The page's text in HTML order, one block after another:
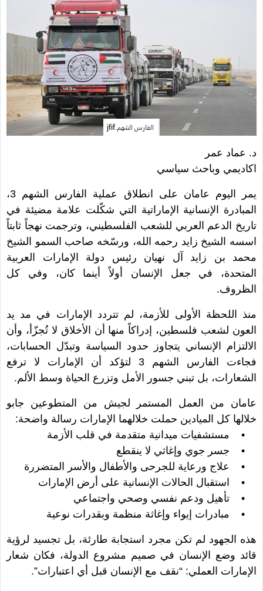
الفارس الشهم.jfif
د. عماد عمر
اكاديمي وباحث سياسي
يمر اليوم عامان على انطلاق عملية الفارس الشهم 3،
المبادرة الإنسانية الإماراتية التي شكّلت علامة مضيئة في
تاريخ الدعم العربي للشعب الفلسطيني، وترجمت نهجاً ثابتاً
اسسه الشيخ زايد رحمه الله، ورسّخه صاحب السمو الشيخ
محمد بن زايد آل نهيان رئيس دولة الإمارات العربية
المتحدة، في جعل الإنسان أولاً أينما كان، وفي كل
الظروف.
منذ اللحظة الأولى للأزمة، لم تتردد الإمارات في مد يد
العون لشعب فلسطين، إدراكاً منها أن الأخلاق لا تُجزّأ، وأن
الالتزام الإنساني يتجاوز حدود السياسة وتبدّل الحسابات،
فجاءت الفارس الشهم 3 لتؤكد أن الإمارات لا ترفع
الشعارات، بل تبني جسور الأمل وتزرع الحياة وسط الألم.
عامان من العمل المستمر لجيش من المتطوعين جابو
خلالها كل الميادين حملت خلالهما الإمارات رسالة واضحة:
• مستشفيات ميدانية متقدمة في قلب الأزمة
• جسر جوي وإغاثي لا ينقطع
• علاج ورعاية للجرحى والأطفال والأسر المتضررة
• استقبال الحالات الإنسانية على أرض الإمارات
• تأهيل ودعم نفسي وصحي واجتماعي
• مبادرات إيواء وإغاثة منظمة وبقدرات نوعية
هذه الجهود لم تكن مجرد استجابة طارئة، بل تجسيد لرؤية
قائد وضع الإنسان في صميم مشروع الدولة، فكان شعار
الإمارات العملي: “نقف مع الإنسان قبل أي اعتبارات”.